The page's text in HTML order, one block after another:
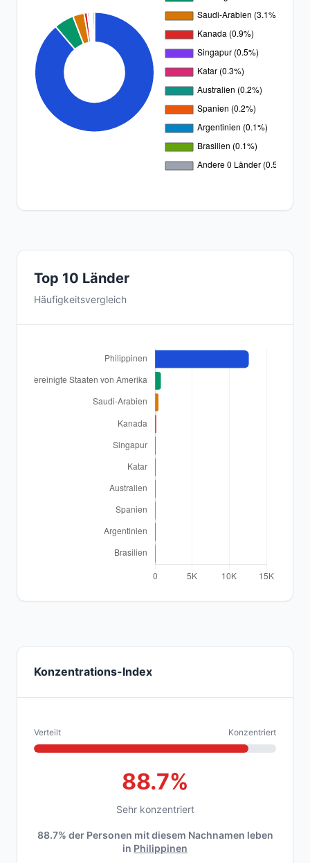
Top 10 Länder
Häufigkeitsvergleich
Konzentrations-Index
Verteilt Konzentriert
88.7%
Sehr konzentriert
88.7% der Personen mit diesem Nachnamen leben
in Philippinen